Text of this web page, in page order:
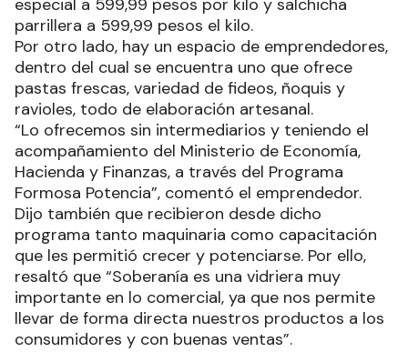
especial a 599,99 pesos por kilo y salchicha
parrillera a 599,99 pesos el kilo.
Por otro lado, hay un espacio de emprendedores,
dentro del cual se encuentra uno que ofrece
pastas frescas, variedad de fideos, ñoquis y
ravioles, todo de elaboración artesanal.
“Lo ofrecemos sin intermediarios y teniendo el
acompañamiento del Ministerio de Economía,
Hacienda y Finanzas, a través del Programa
Formosa Potencia”, comentó el emprendedor.
Dijo también que recibieron desde dicho
programa tanto maquinaria como capacitación
que les permitió crecer y potenciarse. Por ello,
resaltó que “Soberanía es una vidriera muy
importante en lo comercial, ya que nos permite
llevar de forma directa nuestros productos a los
consumidores y con buenas ventas”.